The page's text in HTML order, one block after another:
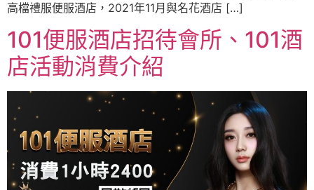
高檔禮服便服酒店，2021年11月與名花酒店 […]
101便服酒店招待會所、101酒
店活動消費介紹